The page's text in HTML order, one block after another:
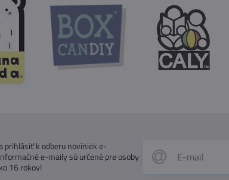
prihlásiť k odberu noviniek e-
e-maily sú určené pre osoby
16 rokov!